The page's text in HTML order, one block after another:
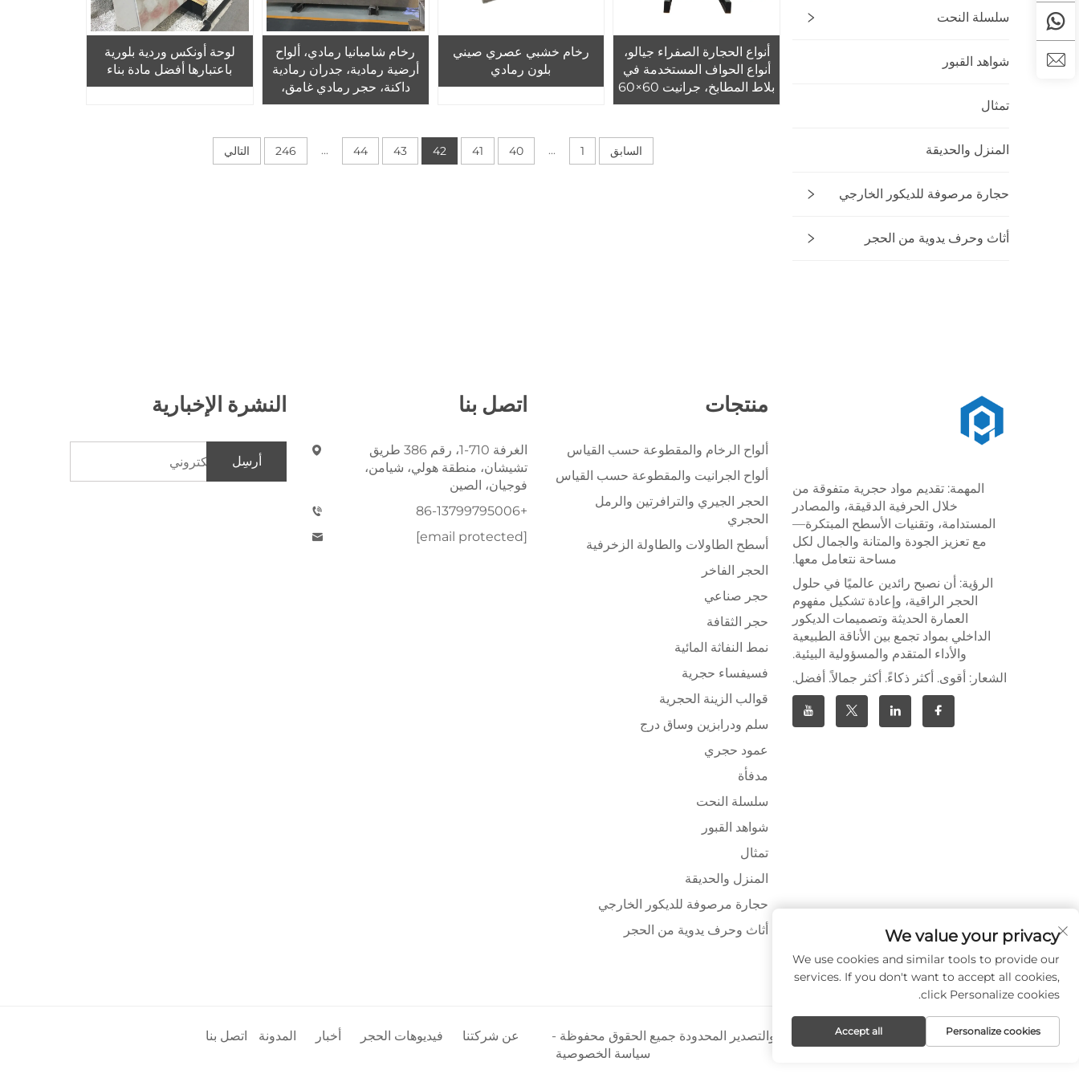
سلسلة النحت
شواهد القبور
تمثال
المنزل والحديقة
حجارة مرصوفة للديكور الخارجي
أثاث وحرف يدوية من الحجر
أنواع الحجارة الصفراء جيالو،
أنواع الحواف المستخدمة في
بلاط المطابخ، جرانيت 60×60
سم للبيع
رخام خشبي عصري صيني
بلون رمادي
رخام شامبانيا رمادي، ألواح
أرضية رمادية، جدران رمادية
داكنة، حجر رمادي غامق،
رخام رمادي، مناسب للفلل
لوحة أونكس وردية بلورية
باعتبارها أفضل مادة بناء
السابق 1
...
40
41
42
43
44
...
246 التالي
المهمة: تقديم مواد حجرية متفوقة من
خلال الحرفية الدقيقة، والمصادر
المستدامة، وتقنيات الأسطح المبتكرة—
مع تعزيز الجودة والمتانة والجمال لكل
مساحة نتعامل معها.
الرؤية: أن نصبح رائدين عالميًا في حلول
الحجر الراقية، وإعادة تشكيل مفهوم
العمارة الحديثة وتصميمات الديكور
الداخلي بمواد تجمع بين الأناقة الطبيعية
والأداء المتقدم والمسؤولية البيئية.
الشعار: أقوى. أكثر ذكاءً. أكثر جمالاً. أفضل.
منتجات
ألواح الرخام والمقطوعة حسب القياس
ألواح الجرانيت والمقطوعة حسب القياس
الحجر الجيري والترافرتين والرمل
الحجري
أسطح الطاولات والطاولة الزخرفية
الحجر الفاخر
حجر صناعي
حجر الثقافة
نمط النفاثة المائية
فسيفساء حجرية
قوالب الزينة الحجرية
سلم ودرابزين وساق درج
عمود حجري
مدفأة
سلسلة النحت
شواهد القبور
تمثال
المنزل والحديقة
حجارة مرصوفة للديكور الخارجي
أثاث وحرف يدوية من الحجر
اتصل بنا
الغرفة 710-1، رقم 386 طريق
تشيشان، منطقة هولي، شيامن،
فوجيان، الصين
+86-13799795006
[email protected]
النشرة الإخبارية
أرسِل
حقوق النشر © شركة شيامن بايا للاستيراد والتصدير المحدودة جميع الحقوق محفوظة -
سياسة الخصوصية
عن شركتنا فيديوهات الحجر أخبار المدونة اتصل بنا
We value your privacy
We use cookies and similar tools to provide our
services. If you don't want to accept all cookies,
click Personalize cookies.
Personalize cookies
Accept all